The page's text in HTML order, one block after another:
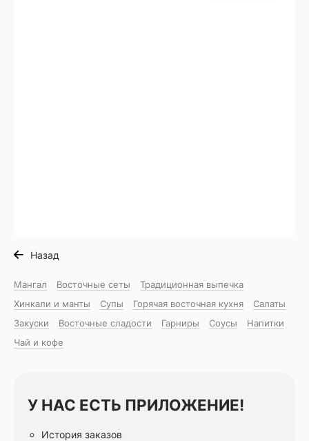
Назад
Мангал Восточные сеты
Традиционная выпечка
Хинкали и манты
Супы Горячая восточная куxня
Салаты
Закуски
Восточные сладости Гарниры Соусы
Напитки
Чай и кофе
У НАС ЕСТЬ ПРИЛОЖЕНИЕ!
История заказов